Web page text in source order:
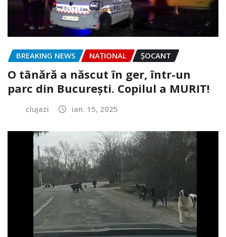
BREAKING NEWS NAŢIONAL ȘOCANT
O tânără a născut în ger, într-un
parc din București. Copilul a MURIT!
clujazi ian. 15, 2025